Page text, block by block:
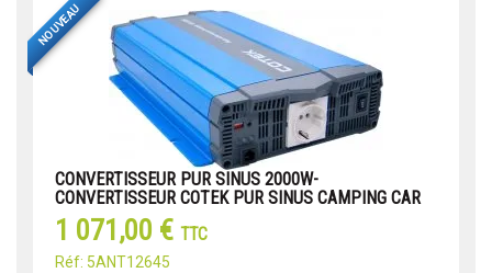
NOUVEAU
CONVERTISSEUR PUR SINUS 2000W-
CONVERTISSEUR COTEK PUR SINUS CAMPING CAR
1 071,00 € TTC
Réf: 5ANT12645